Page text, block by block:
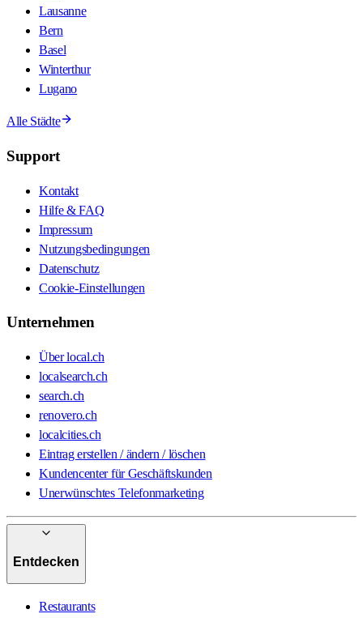
Lausanne
Bern
Basel
Winterthur
Lugano
Alle Städte
Support
Kontakt
Hilfe & FAQ
Impressum
Nutzungsbedingungen
Datenschutz
Cookie-Einstellungen
Unternehmen
Über local.ch
localsearch.ch
search.ch
renovero.ch
localcities.ch
Eintrag erstellen / ändern / löschen
Kundencenter für Geschäftskunden
Unerwünschtes Telefonmarketing
Entdecken
Restaurants